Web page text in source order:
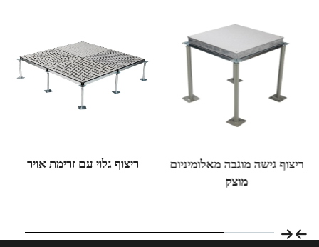
ריצוף גישה מוגבה מאלומיניום
מוצק
ריצוף גלוי עם זרימת אויר